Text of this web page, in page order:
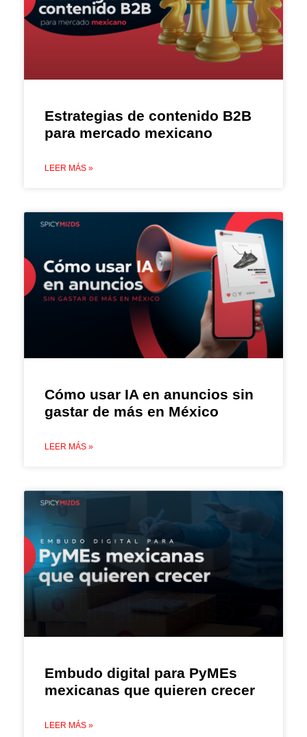
Estrategias de contenido B2B
para mercado mexicano
LEER MÁS »
Cómo usar IA en anuncios sin
gastar de más en México
LEER MÁS »
Embudo digital para PyMEs
mexicanas que quieren crecer
LEER MÁS »